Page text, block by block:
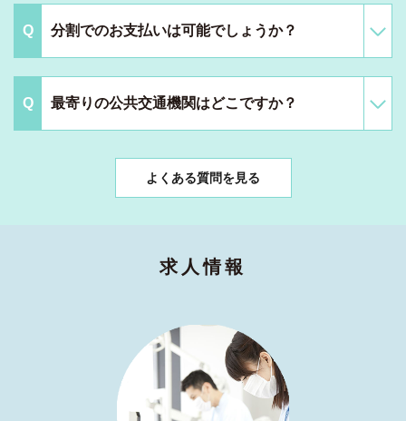
分割でのお支払いは可能でしょうか？
最寄りの公共交通機関はどこですか？
よくある質問を見る
求人情報